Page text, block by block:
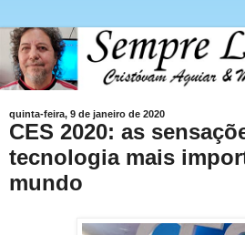
quinta-feira, 9 de janeiro de 2020
CES 2020: as
tecnologia mais
mundo